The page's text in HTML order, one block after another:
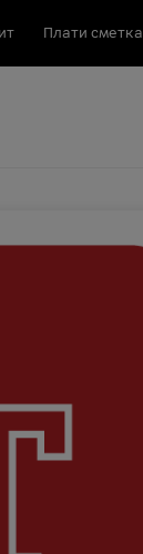
Плати сметка